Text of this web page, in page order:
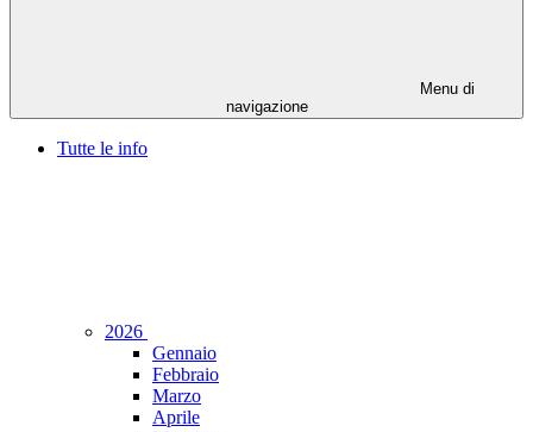
Menu di
navigazione
Tutte le info
2026
Gennaio
Febbraio
Marzo
Aprile